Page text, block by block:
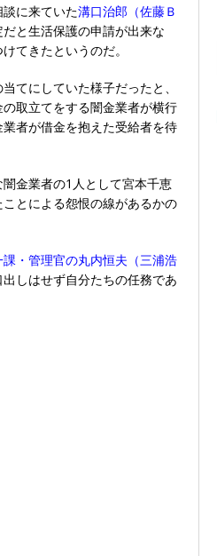
に来ていた溝口治郎（佐藤Ｂ
と生活保護の申請が出来な
てきたというのだ。
てにしていた様子だったと、
取立てをする闇金業者が横行
者が借金を抱えた受給者を待
金業者の1人として宮本千恵
とによる怨恨の線があるかの
・管理官の丸内恒夫（三浦浩
しはせず自分たちの任務であ